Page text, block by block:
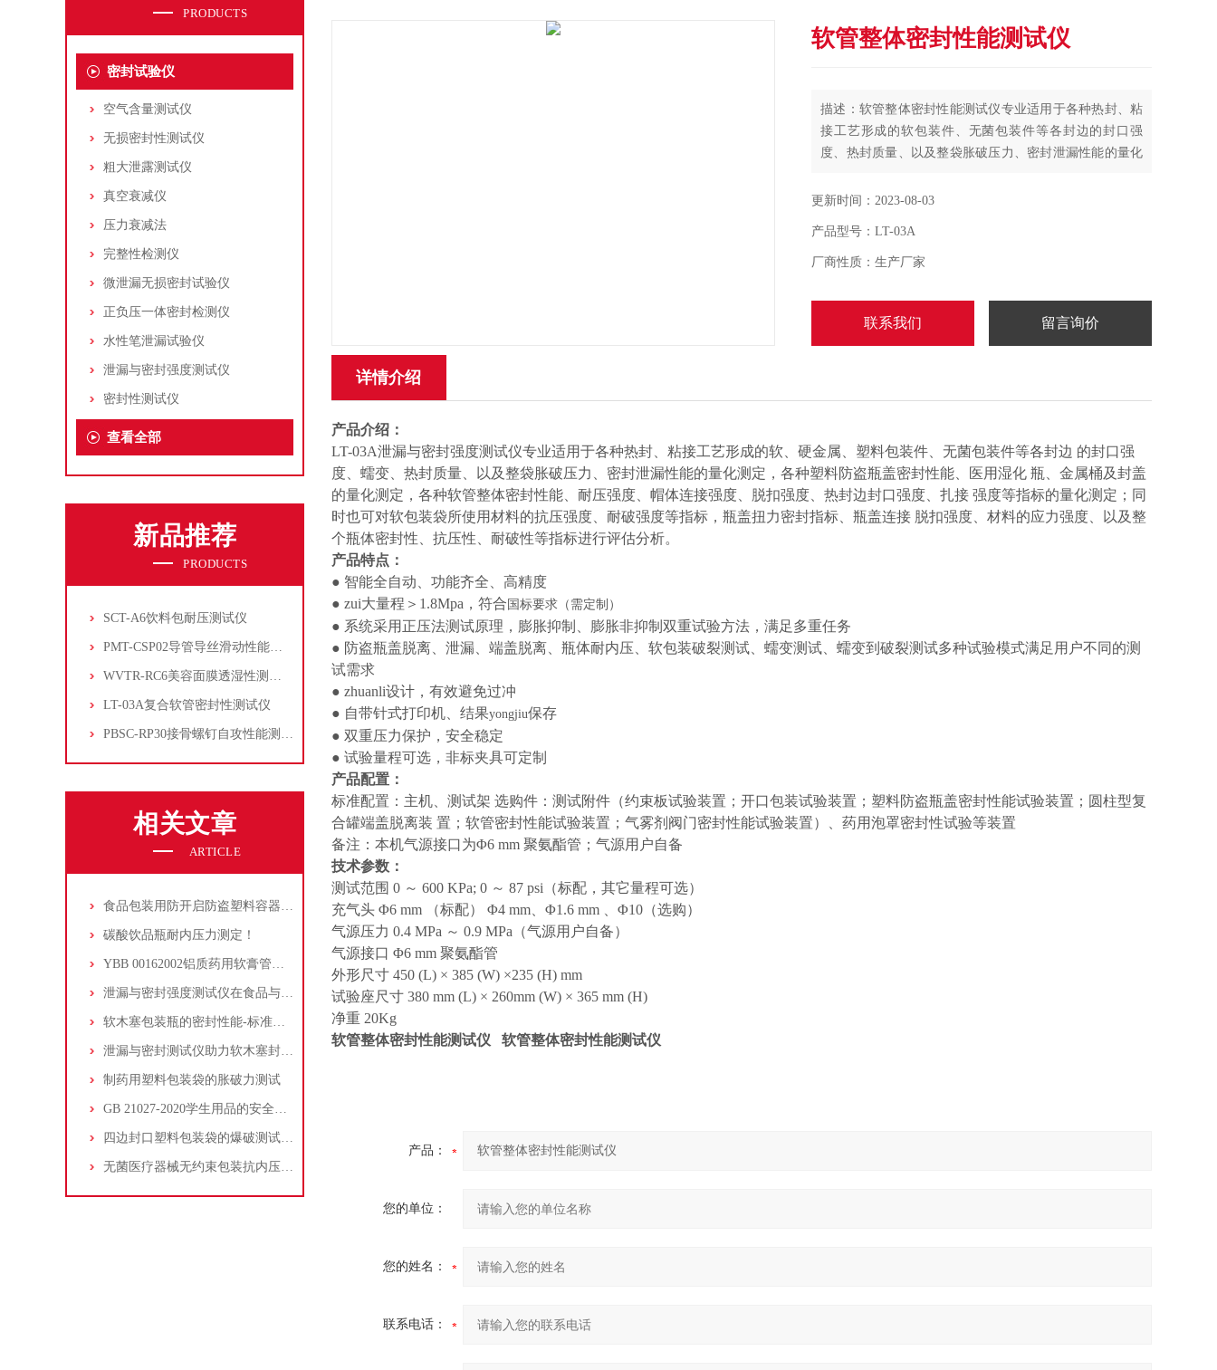
PRODUCTS
密封试验仪
空气含量测试仪
无损密封性测试仪
粗大泄露测试仪
真空衰减仪
压力衰减法
完整性检测仪
微泄漏无损密封试验仪
正负压一体密封检测仪
水性笔泄漏试验仪
泄漏与密封强度测试仪
密封性测试仪
查看全部
新品推荐
PRODUCTS
SCT-A6饮料包耐压测试仪
PMT-CSP02导管导丝滑动性能测试仪
WVTR-RC6美容面膜透湿性测试仪
LT-03A复合软管密封性测试仪
PBSC-RP30接骨螺钉自攻性能测试‌仪
相关文章
ARTICLE
食品包装用防开启防盗塑料容器密封性及瓶盖开启测试方法
碳酸饮品瓶耐内压力测定！
YBB 00162002铝质药用软膏管的封闭性检测
泄漏与密封强度测试仪在食品与医药包装中的作用
软木塞包装瓶的密封性能-标准柱测量法
泄漏与密封测试仪助力软木塞封口的红酒瓶的密封性能质控检验
制药用塑料包装袋的胀破力测试
GB 21027-2020学生用品的安全通用要求笔套的空气流量试验
四边封口塑料包装袋的爆破测试方法和检测仪器
无菌医疗器械无约束包装抗内压破坏符合YYT 0681.3-2010标准
软管整体密封性能测试仪
描述：软管整体密封性能测试仪专业适用于各种热封、粘
接工艺形成的软包装件、无菌包装件等各封边的封口强
度、热封质量、以及整袋胀破压力、密封泄漏性能的量化
对软包装袋所使用材料的抗压强度、耐破强度等指标，瓶
更新时间：2023-08-03
产品型号：LT-03A
厂商性质：生产厂家
联系我们 留言询价
详情介绍
产品介绍：
LT-03A泄漏与密封强度测试仪专业适用于各种热封、粘接工艺形成的软、硬金属、塑料包装件、无菌包装件等各封边 的封口强
度、蠕变、热封质量、以及整袋胀破压力、密封泄漏性能的量化测定，各种塑料防盗瓶盖密封性能、医用湿化 瓶、金属桶及封盖
的量化测定，各种软管整体密封性能、耐压强度、帽体连接强度、脱扣强度、热封边封口强度、扎接 强度等指标的量化测定；同
时也可对软包装袋所使用材料的抗压强度、耐破强度等指标，瓶盖扭力密封指标、瓶盖连接 脱扣强度、材料的应力强度、以及整
个瓶体密封性、抗压性、耐破性等指标进行评估分析。
产品特点：
● 智能全自动、功能齐全、高精度
● zui大量程＞1.8Mpa，符合 国标要求（需定制）
● 系统采用正压法测试原理，膨胀抑制、膨胀非抑制双重试验方法，满足多重任务
● 防盗瓶盖脱离、泄漏、端盖脱离、瓶体耐内压、软包装破裂测试、蠕变测试、蠕变到破裂测试多种试验模式满足用户不同的测
试需求
● zhuanli设计，有效避免过冲
● 自带针式打印机、结果yongjiu保存
● 双重压力保护，安全稳定
● 试验量程可选，非标夹具可定制
产品配置：
标准配置：主机、测试架 选购件：测试附件（约束板试验装置；开口包装试验装置；塑料防盗瓶盖密封性能试验装置；圆柱型复
合罐端盖脱离装 置；软管密封性能试验装置；气雾剂阀门密封性能试验装置）、药用泡罩密封性试验等装置
备注：本机气源接口为Φ6 mm 聚氨酯管；气源用户自备
技术参数：
测试范围 0 ～ 600 KPa; 0 ～ 87 psi（标配，其它量程可选）
充气头 Φ6 mm （标配） Φ4 mm、Φ1.6 mm 、Φ10（选购）
气源压力 0.4 MPa ～ 0.9 MPa（气源用户自备）
气源接口 Φ6 mm 聚氨酯管
外形尺寸 450 (L) × 385 (W) ×235 (H) mm
试验座尺寸 380 mm (L) × 260mm (W) × 365 mm (H)
净重 20Kg
软管整体密封性能测试仪
软管整体密封性能测试仪
产品：
您的单位：
您的姓名：
联系电话：